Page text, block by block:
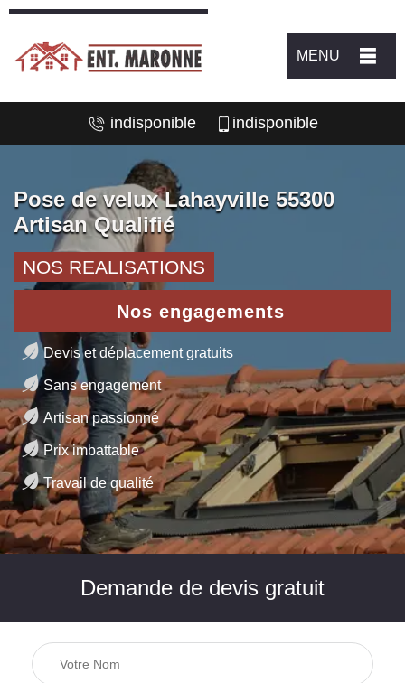
MENU
indisponible indisponible
Pose de velux Lahayville 55300
Artisan Qualifié
NOS REALISATIONS
Nos engagements
Devis et déplacement gratuits
Sans engagement
Artisan passionné
Prix imbattable
Travail de qualité
Demande de devis gratuit